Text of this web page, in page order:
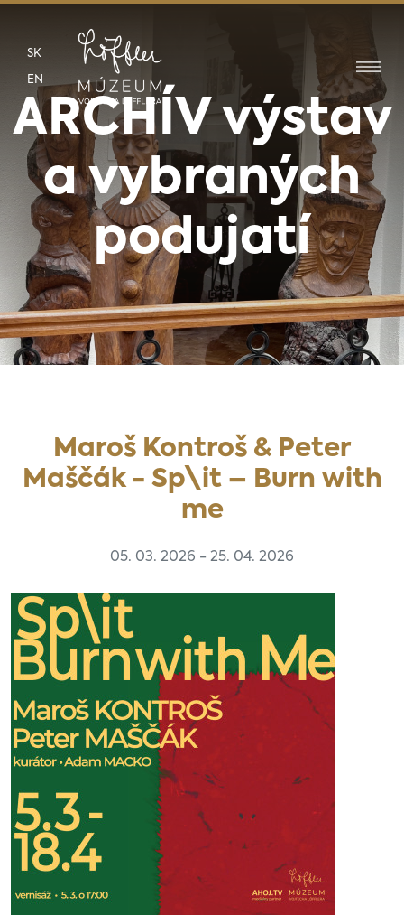
SK
EN
ARCHÍV výstav
a vybraných
podujatí
Maroš Kontroš & Peter
Maščák - Sp\it – Burn with
me
05. 03. 2026 - 25. 04. 2026